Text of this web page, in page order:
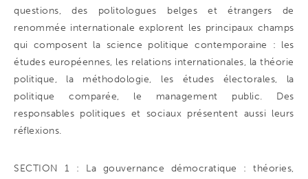
questions, des politologues belges et étrangers de
renommée internationale explorent les principaux champs
qui composent la science politique contemporaine : les
études européennes, les relations internationales, la théorie
politique, la méthodologie, les études électorales, la
politique comparée, le management public. Des
responsables politiques et sociaux présentent aussi leurs
réflexions.
SECTION 1 : La gouvernance démocratique : théories,